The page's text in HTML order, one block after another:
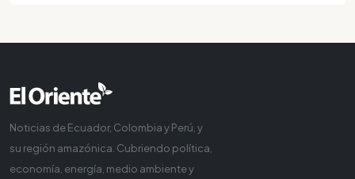
Noticias de Ecuador, Colombia y Perú, y
su región amazónica. Cubriendo política,
economía, energía, medio ambiente y